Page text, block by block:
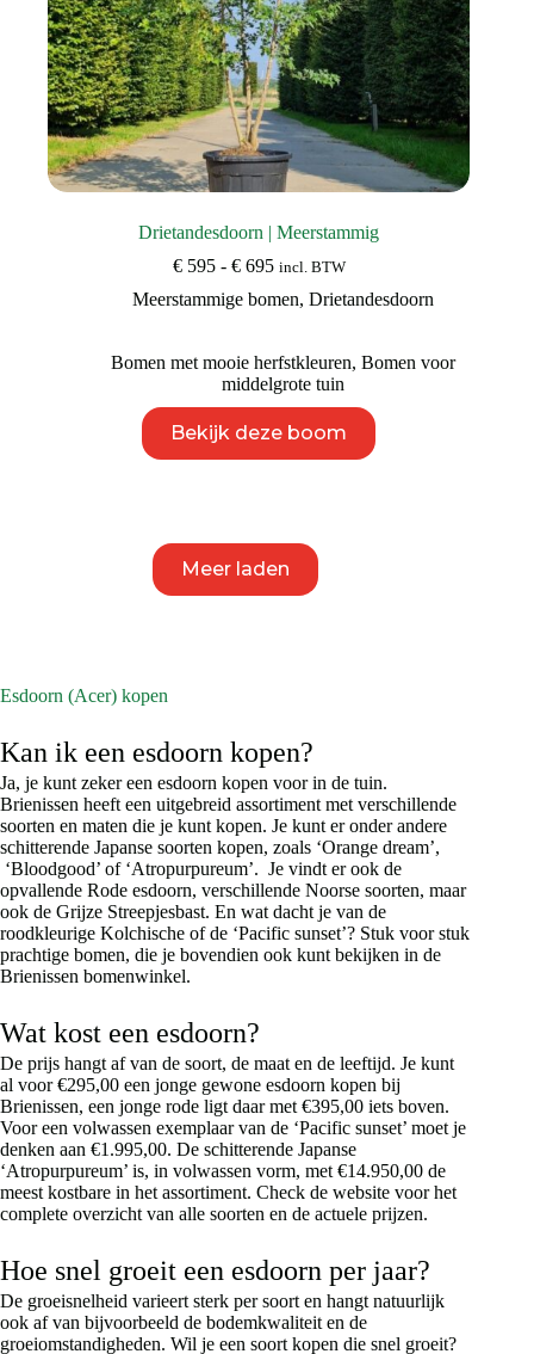
Drietandesdoorn | Meerstammig
€595 - €695Prijsklasse:
tot
incl. BTW
Meerstammige bomen, Drietandesdoorn
Bomen met mooie herfstkleuren, Bomen voor
middelgrote tuin
Bekijk deze boom
product
heeft
optie
kan
gekozen
Meer laden
Esdoorn (Acer) kopen
Kan ik een esdoorn kopen?
Ja, je kunt zeker een esdoorn kopen voor in de tuin.
Brienissen heeft een uitgebreid assortiment met verschillende
soorten en maten die je kunt kopen. Je kunt er onder andere
schitterende Japanse soorten kopen, zoals ‘Orange dream’,
‘Bloodgood’ of ‘Atropurpureum’. Je vindt er ook de
opvallende Rode esdoorn, verschillende Noorse soorten, maar
ook de Grijze Streepjesbast. En wat dacht je van de
roodkleurige Kolchische of de ‘Pacific sunset’? Stuk voor stuk
prachtige bomen, die je bovendien ook kunt bekijken in de
Brienissen bomenwinkel.
Wat kost een esdoorn?
De prijs hangt af van de soort, de maat en de leeftijd. Je kunt
al voor €295,00 een jonge gewone esdoorn kopen bij
Brienissen, een jonge rode ligt daar met €395,00 iets boven.
Voor een volwassen exemplaar van de ‘Pacific sunset’ moet je
denken aan €1.995,00. De schitterende Japanse
‘Atropurpureum’ is, in volwassen vorm, met €14.950,00 de
meest kostbare in het assortiment. Check de website voor het
complete overzicht van alle soorten en de actuele prijzen.
Hoe snel groeit een esdoorn per jaar?
De groeisnelheid varieert sterk per soort en hangt natuurlijk
ook af van bijvoorbeeld de bodemkwaliteit en de
groeiomstandigheden. Wil je een soort kopen die snel groeit?